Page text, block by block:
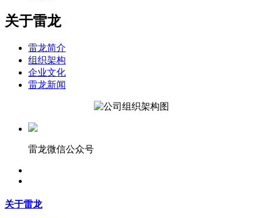
关于雷龙
雷龙简介
组织架构
企业文化
雷龙新闻
雷龙微信公众号
关于雷龙